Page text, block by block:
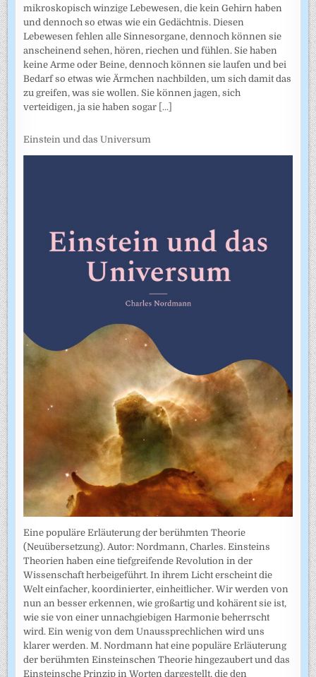
mikroskopisch winzige Lebewesen, die kein Gehirn haben
und dennoch so etwas wie ein Gedächtnis. Diesen
Lebewesen fehlen alle Sinnesorgane, dennoch können sie
anscheinend sehen, hören, riechen und fühlen. Sie haben
keine Arme oder Beine, dennoch können sie laufen und bei
Bedarf so etwas wie Ärmchen nachbilden, um sich damit das
zu greifen, was sie wollen. Sie können jagen, sich
verteidigen, ja sie haben sogar [...]
Einstein und das Universum
Eine populäre Erläuterung der berühmten Theorie
(Neuübersetzung). Autor: Nordmann, Charles. Einsteins
Theorien haben eine tiefgreifende Revolution in der
Wissenschaft herbeigeführt. In ihrem Licht erscheint die
Welt einfacher, koordinierter, einheitlicher. Wir werden von
nun an besser erkennen, wie großartig und kohärent sie ist,
wie sie von einer unnachgiebigen Harmonie beherrscht
wird. Ein wenig von dem Unaussprechlichen wird uns
klarer werden. M. Nordmann hat eine populäre Erläuterung
der berühmten Einsteinschen Theorie hingezaubert und das
Einsteinsche Prinzip in Worten dargestellt, die den